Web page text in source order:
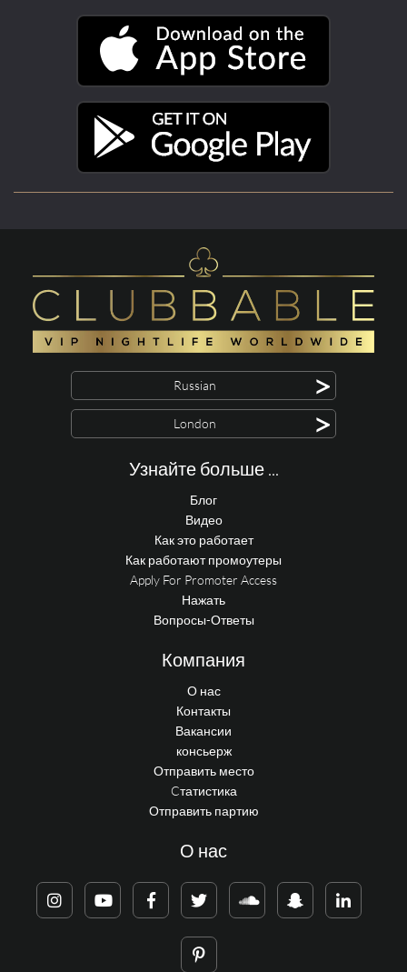
Russian >
London >
Узнайте больше ...
Блог
Видео
Как это работает
Как работают промоутеры
Apply For Promoter Access
Нажать
Вопросы-Ответы
Компания
О нас
Контакты
Вакансии
консьерж
Отправить место
Cтатистика
Отправить партию
О нас